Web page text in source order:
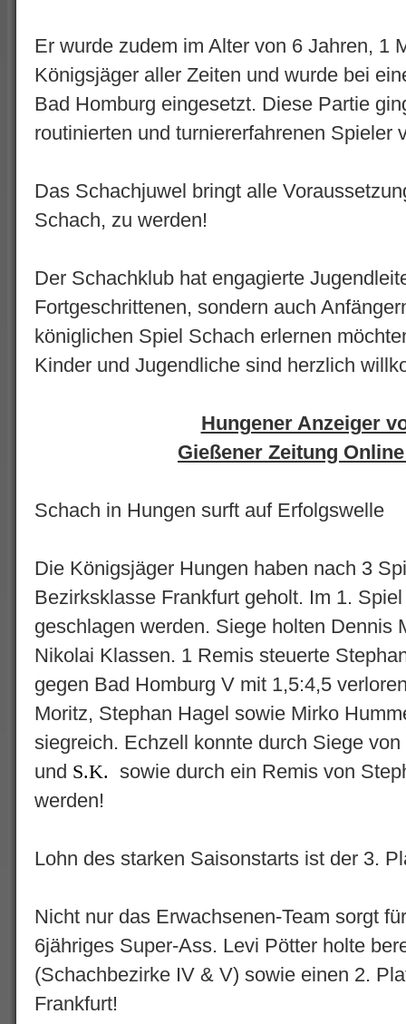
Er wurde zudem im Alter von 6 Jahren, 1
Königsjäger aller Zeiten und wurde bei
Bad Homburg eingesetzt. Diese Partie
routinierten und turniererfahrenen Spieler
Das Schachjuwel bringt alle
Schach, zu werden!
Der Schachklub hat engagierte
Fortgeschrittenen, sondern auch
königlichen Spiel Schach erlernen
Kinder und Jugendliche sind herzlich
Hungener Anzeiger
Gießener Zeitung
Schach in Hungen surft auf Erfolgswelle
Die Königsjäger Hungen haben nach 3
Bezirksklasse Frankfurt geholt. Im 1.
geschlagen werden. Siege holten Dennis
Nikolai Klassen. 1 Remis steuerte
gegen Bad Homburg V mit 1,5:4,5
Moritz, Stephan Hagel sowie Mirko
siegreich. Echzell konnte durch Siege
und S.K. sowie durch ein Remis von
werden!
Lohn des starken Saisonstarts ist der 3.
Nicht nur das Erwachsenen-Team sorgt
6jähriges Super-Ass. Levi Pötter holte
(Schachbezirke IV & V) sowie einen 2.
Frankfurt!